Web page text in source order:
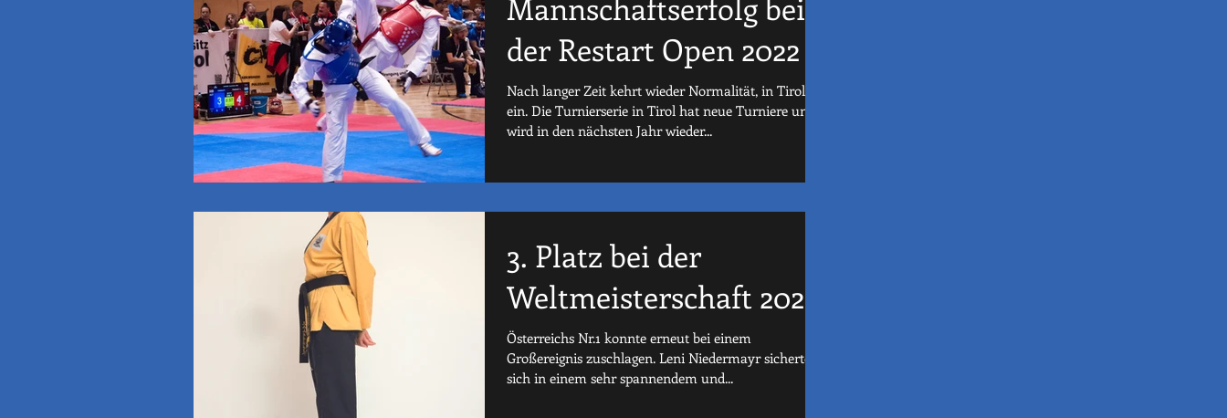
der Restart Open 2022
Nach langer Zeit kehrt wieder Normalität, in Tirol,
ein. Die Turnierserie in Tirol hat neue Turniere und
wird in den nächsten Jahr wieder...
3. Platz bei der
Weltmeisterschaft 2022
Österreichs Nr.1 konnte erneut bei einem
Großereignis zuschlagen. Leni Niedermayr sicherte
sich in einem sehr spannendem und...